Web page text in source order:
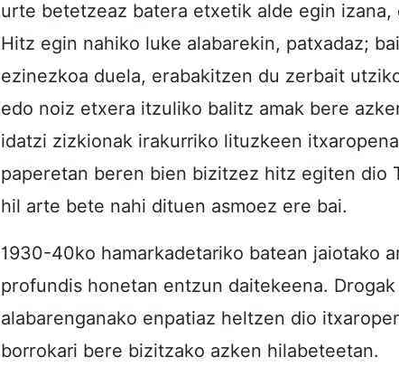
urte betetzeaz batera etxetik alde egin
Hitz egin nahiko luke alabarekin, patxadaz;
ezinezkoa duela, erabakitzen du zerbait
edo noiz etxera itzuliko balitz amak bere
idatzi zizkionak irakurriko lituzkeen
paperetan beren bien bizitzez hitz egiten dio
hil arte bete nahi dituen asmoez ere bai.
1930-40ko hamarkadetariko batean jaiotako
profundis honetan entzun daitekeena.
alabarenganako enpatiaz heltzen dio
borrokari bere bizitzako azken hilabeteetan.